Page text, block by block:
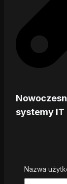
systemy IT
Nazwa